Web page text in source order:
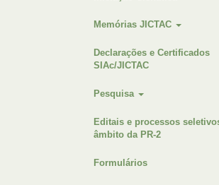
Memórias JICTAC
Declarações e Certificados
SIAc/JICTAC
Pesquisa
Editais e processos
âmbito da PR-2
Formulários